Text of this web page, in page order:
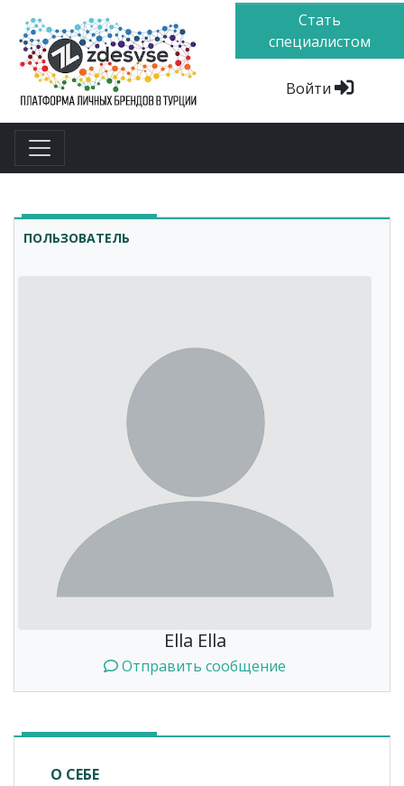
Стать
специалистом
Войти
ПОЛЬЗОВАТЕЛЬ
Ella Ella
Отправить сообщение
О СЕБЕ